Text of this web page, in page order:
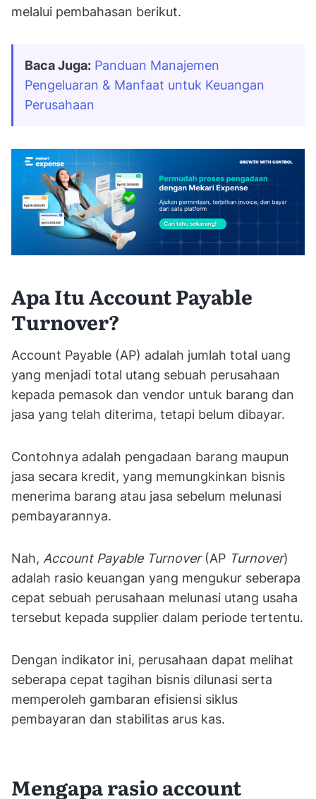
melalui pembahasan berikut.
Baca Juga: Panduan Manajemen
Pengeluaran & Manfaat untuk Keuangan
Perusahaan
Apa Itu Account Payable
Turnover?
Account Payable (AP) adalah jumlah total uang
yang menjadi total utang sebuah perusahaan
kepada pemasok dan vendor untuk barang dan
jasa yang telah diterima, tetapi belum dibayar.
Contohnya adalah pengadaan barang maupun
jasa secara kredit, yang memungkinkan bisnis
menerima barang atau jasa sebelum melunasi
pembayarannya.
Nah, Account Payable Turnover(AP Turnover)
adalah rasio keuangan yang mengukur seberapa
cepat sebuah perusahaan melunasi utang usaha
tersebut kepada supplier dalam periode tertentu.
Dengan indikator ini, perusahaan dapat melihat
seberapa cepat tagihan bisnis dilunasi serta
memperoleh gambaran efisiensi siklus
pembayaran dan stabilitas arus kas.
Mengapa rasio account